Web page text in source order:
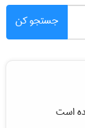
جستجو کن
است